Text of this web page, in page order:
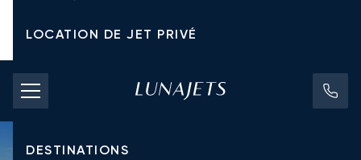
LOCATION DE JET PRIVÉ
TARIFS D'AFFRÈTEMENT
JETS PRIVÉS
DESTINATIONS